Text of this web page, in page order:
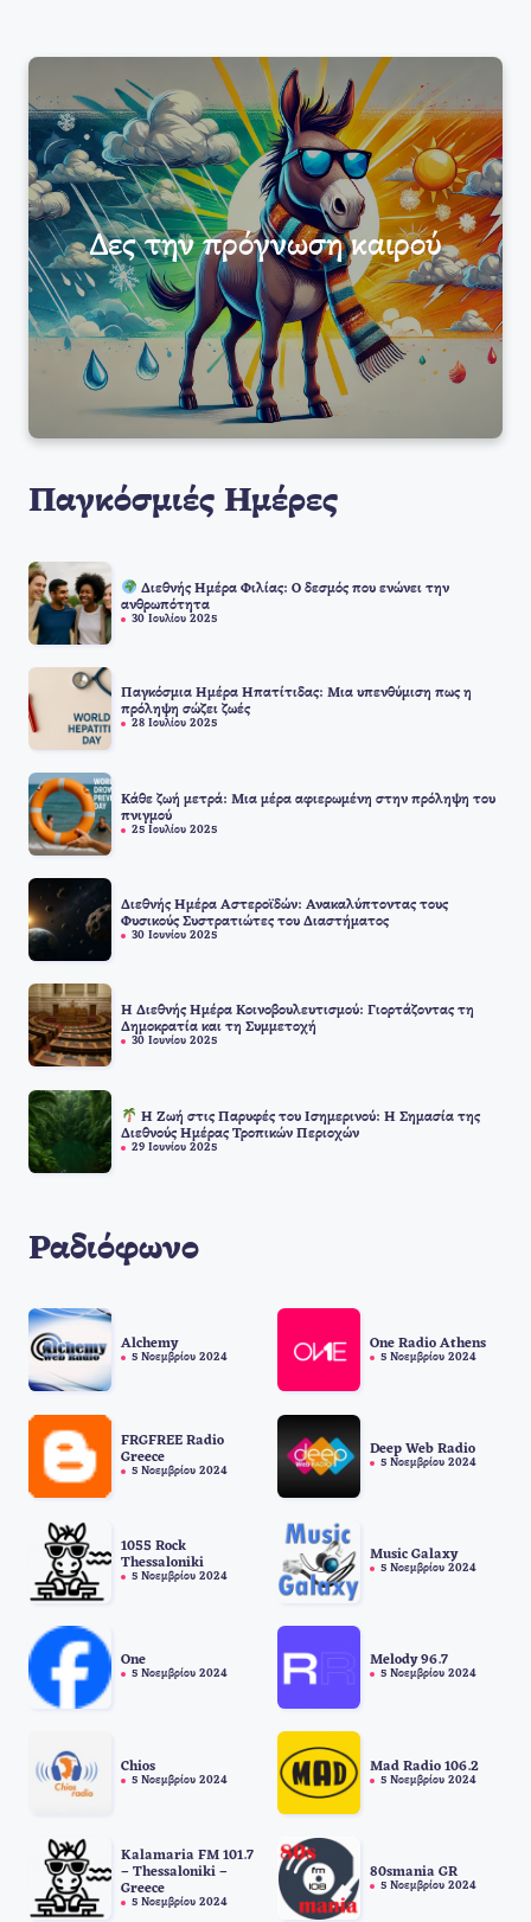
Δες την πρόγνωση καιρού
Παγκόσμιές Ημέρες
Διεθνής Ημέρα Φιλίας: Ο δεσμός που ενώνει την
ανθρωπότητα
30 Ιουλίου 2025
Παγκόσμια Ημέρα Ηπατίτιδας: Μια υπενθύμιση πως η
πρόληψη σώζει ζωές
28 Ιουλίου 2025
Κάθε ζωή μετρά: Μια μέρα αφιερωμένη στην πρόληψη του
πνιγμού
25 Ιουλίου 2025
Διεθνής Ημέρα Αστεροϊδών: Ανακαλύπτοντας τους
Φυσικούς Συστρατιώτες του Διαστήματος
30 Ιουνίου 2025
Η Διεθνής Ημέρα Κοινοβουλευτισμού: Γιορτάζοντας τη
Δημοκρατία και τη Συμμετοχή
30 Ιουνίου 2025
Η Ζωή στις Παρυφές του Ισημερινού: Η Σημασία της
Διεθνούς Ημέρας Τροπικών Περιοχών
29 Ιουνίου 2025
Ραδιόφωνο
Alchemy
5 Νοεμβρίου 2024
One Radio Athens
5 Νοεμβρίου 2024
FRGFREE Radio
Greece
5 Νοεμβρίου 2024
Deep Web Radio
5 Νοεμβρίου 2024
1055 Rock
Thessaloniki
5 Νοεμβρίου 2024
Music Galaxy
5 Νοεμβρίου 2024
One
5 Νοεμβρίου 2024
Melody 96.7
5 Νοεμβρίου 2024
Chios
5 Νοεμβρίου 2024
Mad Radio 106.2
5 Νοεμβρίου 2024
Kalamaria FM 101.7
– Thessaloniki –
Greece
5 Νοεμβρίου 2024
80smania GR
5 Νοεμβρίου 2024